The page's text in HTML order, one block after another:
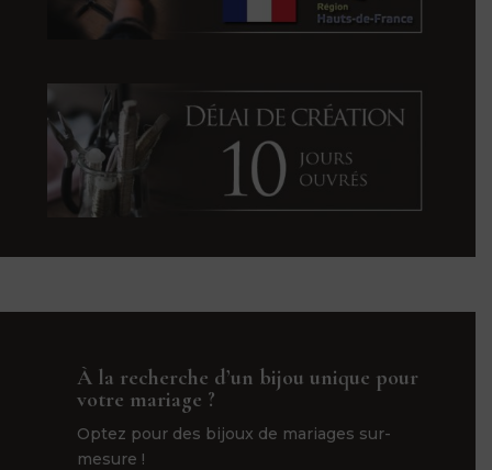
À la recherche d’un bijou unique pour
votre mariage ?
Optez pour des bijoux de mariages sur-
mesure !